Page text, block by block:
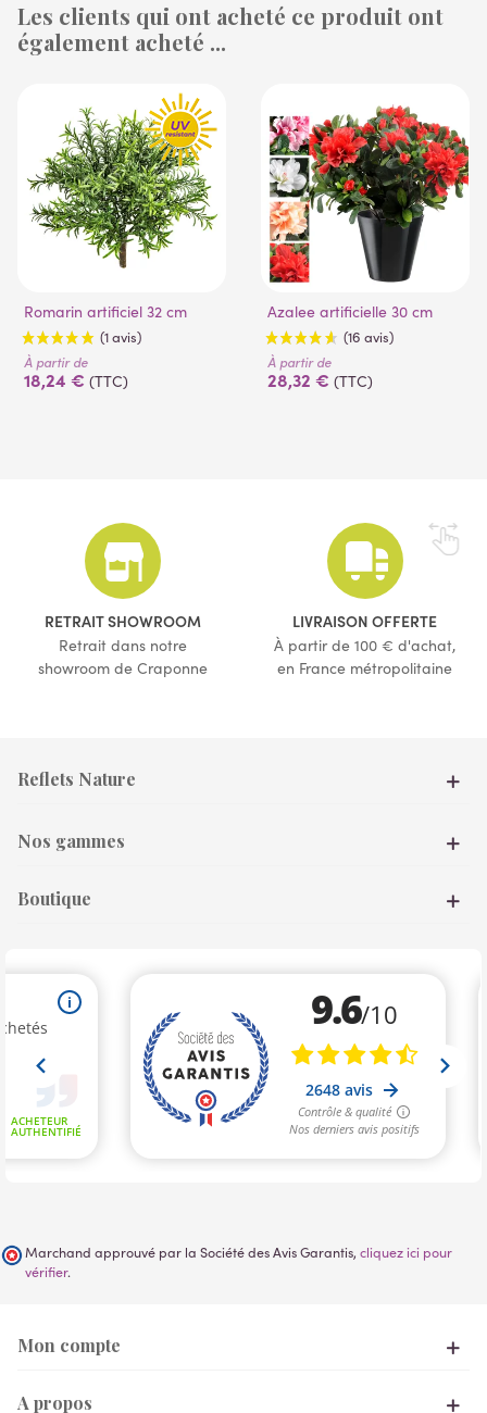
(3 avis)
Les clients qui ont acheté ce produit ont
également acheté ...
Romarin artificiel 32 cm
(1 avis)
À partir de
18,24 € (TTC)
Azalee artificielle 30 cm
(16 avis)
À partir de
28,32 € (TTC)
RETRAIT SHOWROOM
Retrait dans notre
showroom de Craponne
LIVRAISON OFFERTE
À partir de 100 € d'achat,
en France métropolitaine
Reflets Nature
Nos gammes
Boutique
Marchand approuvé par la Société des Avis Garantis, cliquez ici pour
vérifier.
Mon compte
A propos